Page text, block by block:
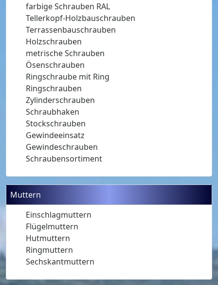
farbige Schrauben RAL
Tellerkopf-Holzbauschrauben
Terrassenbauschrauben
Holzschrauben
metrische Schrauben
Ösenschrauben
Ringschraube mit Ring
Ringschrauben
Zylinderschrauben
Schraubhaken
Stockschrauben
Gewindeeinsatz
Gewindeschrauben
Schraubensortiment
Muttern
Einschlagmuttern
Flügelmuttern
Hutmuttern
Ringmuttern
Sechskantmuttern